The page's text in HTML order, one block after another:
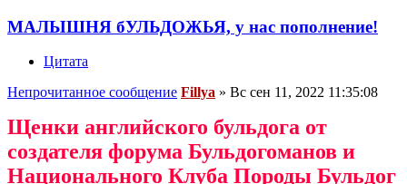
МАЛЫШНЯ бУЛЬДОЖЬЯ, у нас пополнение!
Цитата
Непрочитанное сообщение Fillya » Вс сен 11, 2022 11:35:08
Щенки английского бульдога от
создателя форума Бульдогоманов и
Национального Клуба Породы Бульдог